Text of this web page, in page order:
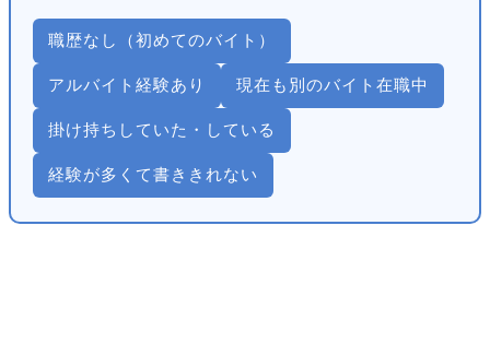
職歴なし（初めてのバイト）
アルバイト経験あり 現在も別のバイト在職中
掛け持ちしていた・している
経験が多くて書ききれない